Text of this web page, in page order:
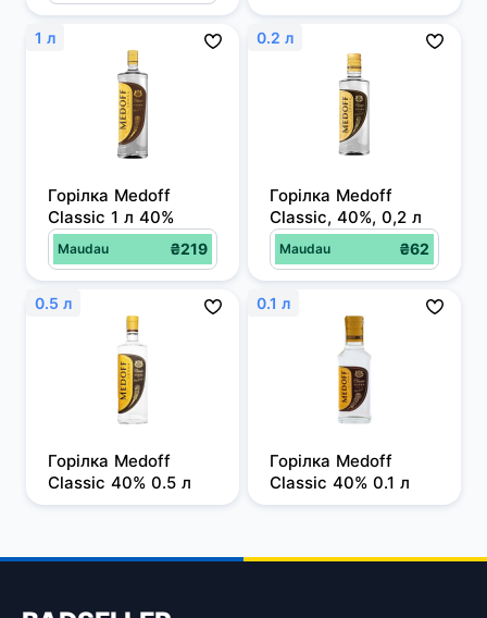
1 л
Горілка Medoff
Classic 1 л 40%
Maudau ₴219
0.2 л
Горілка Medoff
Classic, 40%, 0,2 л
Maudau ₴62
0.5 л
Горілка Medoff
Classic 40% 0.5 л
0.1 л
Горілка Medoff
Classic 40% 0.1 л